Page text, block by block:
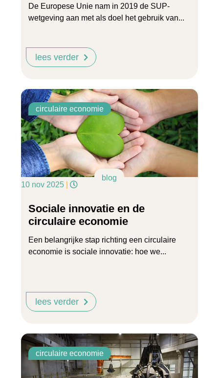
De Europese Unie nam in 2019 de SUP-
wetgeving aan met als doel het gebruik van...
lees verder
circulaire economie
blog
10 nov 2025
Sociale innovatie en de
circulaire economie
Een belangrijke stap richting een circulaire
economie is sociale innovatie: hoe we...
lees verder
circulaire economie